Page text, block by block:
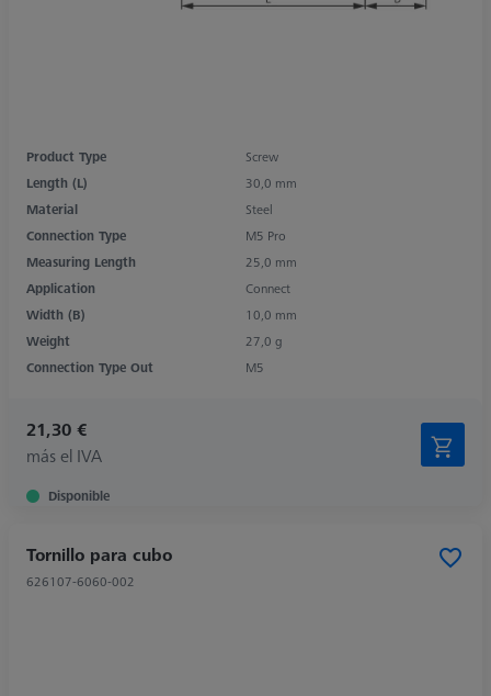
Product Type
Screw
Length (L)
30,0 mm
Material
Steel
Connection Type
M5 Pro
Measuring Length
25,0 mm
Application
Connect
Width (B)
10,0 mm
Weight
27,0 g
Connection Type Out
M5
21,30 €
más el IVA
Disponible
Tornillo para cubo
626107-6060-002